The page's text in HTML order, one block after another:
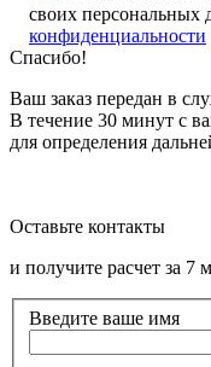
своих персональных
конфиденциальности
Спасибо!
Ваш заказ передан в
В течение 30 минут с
для определения
Оставьте контакты
и получите расчет за 7
Введите ваше имя